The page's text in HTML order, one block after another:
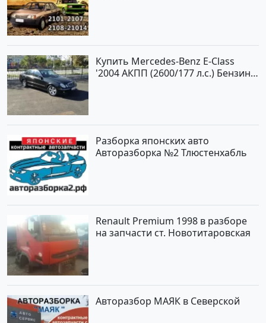
Купить Mercedes-Benz E-Class
'2004 АКПП (2600/177 л.с.) Бензин
Разборка японских авто
Авторазборка №2 Тлюстенхабль
Renault Premium 1998 в разборе
на запчасти ст. Новотитаровская
Авторазбор МАЯК в Северской